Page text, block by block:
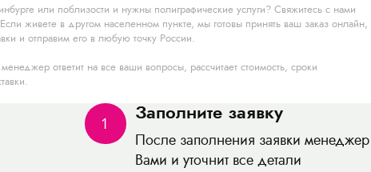
или поблизости и нужны полиграфические услуги? Свяжитесь с нами
живете в другом населенном пункте, мы готовы принять ваш заказ онлайн,
и отправим его в любую точку России.
ответит на все ваши вопросы, рассчитает стоимость, сроки
1 Заполните заявку
После заполнения заявки менеджер
Вами и уточнит все детали